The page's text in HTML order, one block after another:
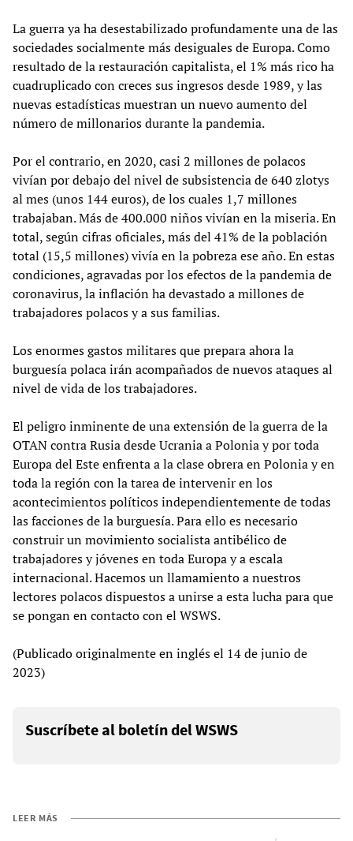
La guerra ya ha desestabilizado profundamente una de las
sociedades socialmente más desiguales de Europa. Como
resultado de la restauración capitalista, el 1% más rico ha
cuadruplicado con creces sus ingresos desde 1989, y las
nuevas estadísticas muestran un nuevo aumento del
número de millonarios durante la pandemia.
Por el contrario, en 2020, casi 2 millones de polacos
vivían por debajo del nivel de subsistencia de 640 zlotys
al mes (unos 144 euros), de los cuales 1,7 millones
trabajaban. Más de 400.000 niños vivían en la miseria. En
total, según cifras oficiales, más del 41% de la población
total (15,5 millones) vivía en la pobreza ese año. En estas
condiciones, agravadas por los efectos de la pandemia de
coronavirus, la inflación ha devastado a millones de
trabajadores polacos y a sus familias.
Los enormes gastos militares que prepara ahora la
burguesía polaca irán acompañados de nuevos ataques al
nivel de vida de los trabajadores.
El peligro inminente de una extensión de la guerra de la
OTAN contra Rusia desde Ucrania a Polonia y por toda
Europa del Este enfrenta a la clase obrera en Polonia y en
toda la región con la tarea de intervenir en los
acontecimientos políticos independientemente de todas
las facciones de la burguesía. Para ello es necesario
construir un movimiento socialista antibélico de
trabajadores y jóvenes en toda Europa y a escala
internacional. Hacemos un llamamiento a nuestros
lectores polacos dispuestos a unirse a esta lucha para que
se pongan en contacto con el WSWS.
(Publicado originalmente en inglés el 14 de junio de
2023)
Suscríbete al boletín del WSWS
LEER MÁS